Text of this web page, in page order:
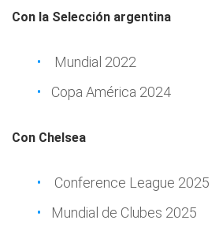
Con la Selección argentina
Mundial 2022
Copa América 2024
Con Chelsea
Conference League 2025
Mundial de Clubes 2025